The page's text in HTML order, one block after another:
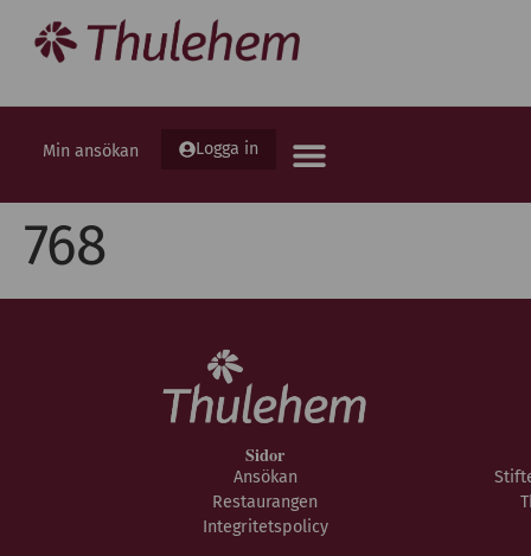
Min ansökan Logga in
768
Sidor
Ansökan
Restaurangen
Integritetspolicy